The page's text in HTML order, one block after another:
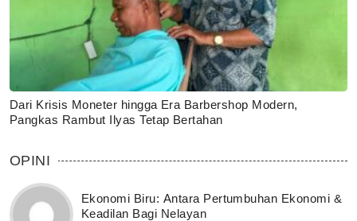
Dari Krisis Moneter hingga Era Barbershop Modern,
Pangkas Rambut Ilyas Tetap Bertahan
OPINI
Ekonomi Biru: Antara Pertumbuhan Ekonomi &
Keadilan Bagi Nelayan